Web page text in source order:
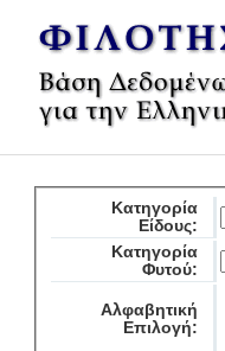
Κατηγορία
Είδους:
Κατηγορία
Φυτού:
Αλφαβητική
Επιλογή: